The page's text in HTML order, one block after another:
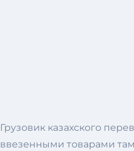
Грузовик казахского
ввезенными товарами